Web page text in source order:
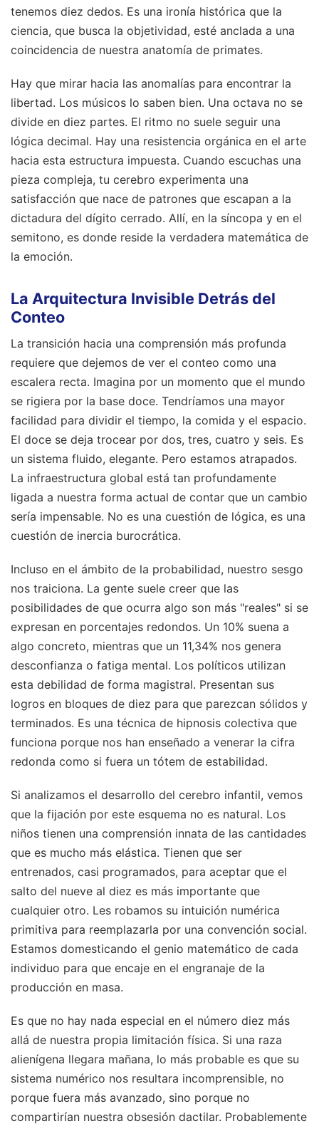
tenemos diez dedos. Es una ironía histórica que la
ciencia, que busca la objetividad, esté anclada a una
coincidencia de nuestra anatomía de primates.
Hay que mirar hacia las anomalías para encontrar la
libertad. Los músicos lo saben bien. Una octava no se
divide en diez partes. El ritmo no suele seguir una
lógica decimal. Hay una resistencia orgánica en el arte
hacia esta estructura impuesta. Cuando escuchas una
pieza compleja, tu cerebro experimenta una
satisfacción que nace de patrones que escapan a la
dictadura del dígito cerrado. Allí, en la síncopa y en el
semitono, es donde reside la verdadera matemática de
la emoción.
La Arquitectura Invisible Detrás del
Conteo
La transición hacia una comprensión más profunda
requiere que dejemos de ver el conteo como una
escalera recta. Imagina por un momento que el mundo
se rigiera por la base doce. Tendríamos una mayor
facilidad para dividir el tiempo, la comida y el espacio.
El doce se deja trocear por dos, tres, cuatro y seis. Es
un sistema fluido, elegante. Pero estamos atrapados.
La infraestructura global está tan profundamente
ligada a nuestra forma actual de contar que un cambio
sería impensable. No es una cuestión de lógica, es una
cuestión de inercia burocrática.
Incluso en el ámbito de la probabilidad, nuestro sesgo
nos traiciona. La gente suele creer que las
posibilidades de que ocurra algo son más "reales" si se
expresan en porcentajes redondos. Un 10% suena a
algo concreto, mientras que un 11,34% nos genera
desconfianza o fatiga mental. Los políticos utilizan
esta debilidad de forma magistral. Presentan sus
logros en bloques de diez para que parezcan sólidos y
terminados. Es una técnica de hipnosis colectiva que
funciona porque nos han enseñado a venerar la cifra
redonda como si fuera un tótem de estabilidad.
Si analizamos el desarrollo del cerebro infantil, vemos
que la fijación por este esquema no es natural. Los
niños tienen una comprensión innata de las cantidades
que es mucho más elástica. Tienen que ser
entrenados, casi programados, para aceptar que el
salto del nueve al diez es más importante que
cualquier otro. Les robamos su intuición numérica
primitiva para reemplazarla por una convención social.
Estamos domesticando el genio matemático de cada
individuo para que encaje en el engranaje de la
producción en masa.
Es que no hay nada especial en el número diez más
allá de nuestra propia limitación física. Si una raza
alienígena llegara mañana, lo más probable es que su
sistema numérico nos resultara incomprensible, no
porque fuera más avanzado, sino porque no
compartirían nuestra obsesión dactilar. Probablemente